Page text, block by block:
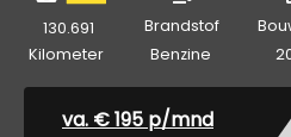
130.691
Kilometer
Brandstof
Benzine
va. €195 p/mnd